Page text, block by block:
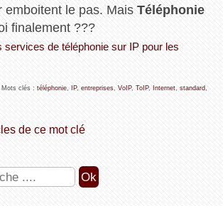
emboitent le pas. Mais Téléphonie
finalement ???
services de téléphonie sur IP pour les
clés : téléphonie, IP, entreprises, VoIP, ToIP, Internet, standard
de ce mot clé